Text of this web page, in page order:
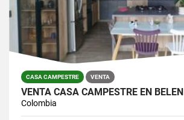
CASA CAMPESTRE VENTA
VENTA CASA CAMPESTRE EN BELEN
Colombia